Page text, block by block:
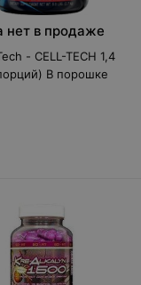
нет в продаже
- CELL-TECH 1,4
В порошке